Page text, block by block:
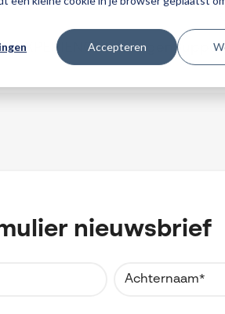
Accepteren
3DEXPERIENCETrainingen
nieuwsbrief